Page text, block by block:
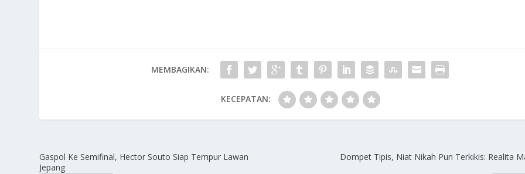
MEMBAGIKAN:
KECEPATAN:
Gaspol Ke Semifinal, Hector Souto Siap Tempur Lawan
Jepang
Dompet Tipis, Niat Nikah Pun Terkikis: Realita